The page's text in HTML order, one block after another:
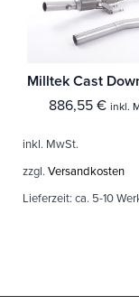
886,55 € inkl.
inkl. MwSt.
zzgl. Versandkosten
Lieferzeit: ca. 5-10